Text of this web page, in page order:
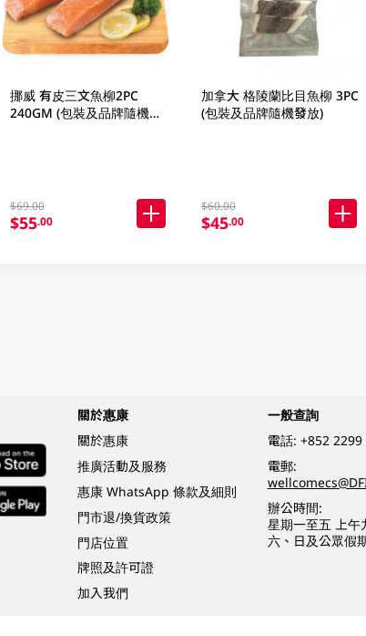
挪威 有皮三文魚柳2PC
240GM (包裝及品牌隨機發
$69.00
$55.00
加拿大 格陵蘭比目魚柳 3PC
(包裝及品牌隨機發放)
$60.00
$45.00
關於惠康
關於惠康
推廣活動及服務
惠康 WhatsApp 條款及細則
門市退/換貨政策
門店位置
牌照及許可證
加入我們
一般查詢
電話: +852 2299
電郵:
辦公時間:
星期一至五 上午
六、日及公眾假